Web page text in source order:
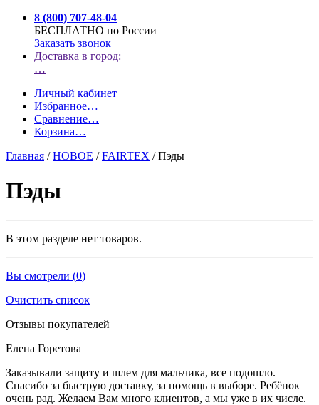
8 (800) 707-48-04
БЕСПЛАТНО по России
Заказать звонок
Доставка в город:
…
Личный кабинет
Избранное…
Сравнение…
Корзина…
Главная /НОВОЕ /FAIRTEX /Пэды
Пэды
В этом разделе нет товаров.
Вы смотрели (0)
Очистить список
Отзывы покупателей
Елена Горетова
Заказывали защиту и шлем для мальчика, все подошло.
Спасибо за быструю доставку, за помощь в выборе. Ребёнок
очень рад. Желаем Вам много клиентов, а мы уже в их числе.